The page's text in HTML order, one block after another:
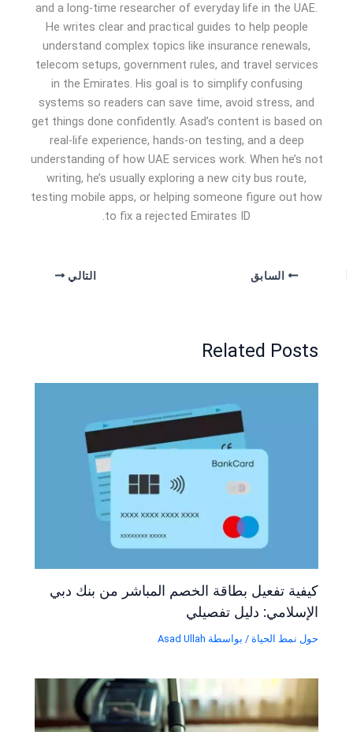
and a long-time researcher of everyday life in the UAE.
He writes clear and practical guides to help people
understand complex topics like insurance renewals,
telecom setups, government rules, and travel services
in the Emirates. His goal is to simplify confusing
systems so readers can save time, avoid stress, and
get things done confidently. Asad’s content is based on
real-life experience, hands-on testing, and a deep
understanding of how UAE services work. When he’s not
writing, he’s usually exploring a new city bus route,
testing mobile apps, or helping someone figure out how
to fix a rejected Emirates ID.
السابق التالي
Related Posts
كيفية تفعيل بطاقة الخصم المباشر من بنك دبي
الإسلامي: دليل تفصيلي
حول نمط الحياة / بواسطة Asad Ullah